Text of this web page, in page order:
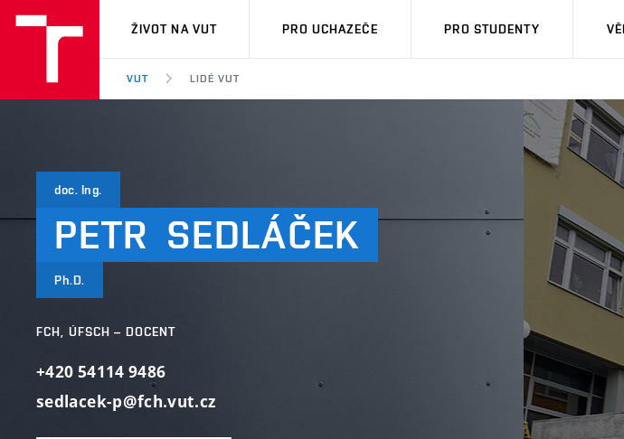
VUT
ŽIVOT NA VUT PRO UCHAZEČE PRO STUDENTY
VUT LIDÉ VUT
doc. Ing.
PETR SEDLÁČEK
Ph.D.
FCH, ÚFSCH – DOCENT
+420 54114 9486
sedlacek-p@fch.vut.cz